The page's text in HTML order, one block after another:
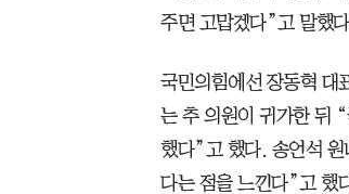
주면 고맙겠다”고 말했다.
국민의힘에선 장동혁 대
는 추 의원이 귀가한 뒤
했다”고 했다. 송언석 원
다는 점을 느낀다”고 했